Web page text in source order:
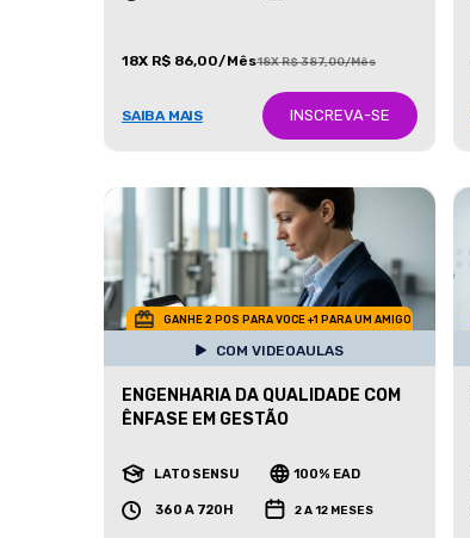
18X R$ 86,00/Mês18X R$ 387,00/Mês
SAIBA MAIS INSCREVA-SE
GANHE 2 POS PARA VOCE +1 PARA UM AMIGO
COM VIDEOAULAS
ENGENHARIA DA QUALIDADE COM
ÊNFASE EM GESTÃO
LATO SENSU 100% EAD
360 A 720H 2 A 12 MESES